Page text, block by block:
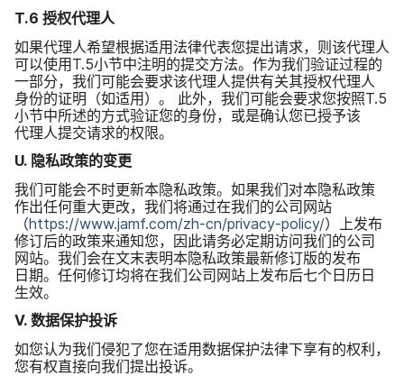
T.6 授权​代理​人
如果​代理​人​希望​根据​适用​法律​代表​您​提出​请​求，​则​该​代理人​
可以​使用T.5小节​中​注明​的​提交​方法。​作为​我们​验证​过程​的​
一​部分，​我们​可能​会​要求​该​代理人​提供​有关​其​授权​代理人​
身份​的​证明​（如适用）。
此外，​我们​可能​会​要求​您​按照T.5
小节​中​所述​的​方式​验​证​您​的​身份，​或是​确认​您​已​授予该​
代理人​提交​请​求​的​权限。
U. 隐私​政策​的​变更
我们​可能​会​不​时​更​新​本​隐私​政策。​如果​我们​对​本​隐私​政策​
作出​任何​重大​更​改，​我们​将​通过​在​我们​的​公司​网站​
（https://www.jamf.com/zh-cn/privacy-policy/）​上​发布​
修订后​的​政策​来​通知​您，​因此​请务​必定期​访问​我们​的​公司​
网站。​我们​会​在​文末​表明本​隐私​政策​最​新​修订版​的​发布​
日期。​任何​修订​均​将​在​我们​公司​网站​上​发布​后​七​个​日​历日​
生效。
V. 数据​保护​投诉
如​您​认为​我们​侵犯​了​您​在​适用​数据​保护​法律​下​享有​的​权利，​
您​有​权​直接​向​我们​提出​投诉。